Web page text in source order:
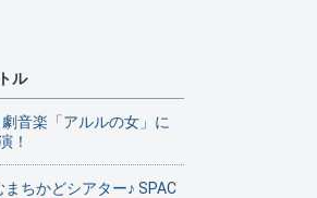
ル
音楽「アルルの女」に
！
ちかどシアター♪ SPAC